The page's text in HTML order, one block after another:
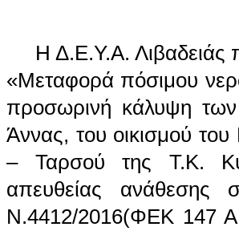
Η Δ.Ε.Υ.Α. Λιβαδειάς
«Μεταφορά πόσιμου
προσωρινή κάλυψη
Άννας, του οικισμού
– Ταρσού της Τ.Κ.
απευθείας
Ν.4412/2016(ΦΕΚ 147